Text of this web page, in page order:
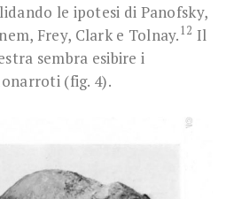
le ipotesi di Panofsky,
Frey, Clark e Tolnay.12 Il
sembra esibire i
(fig. 4).